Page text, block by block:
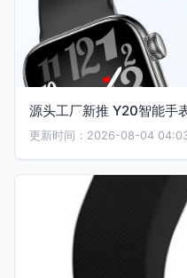
源头工厂新推 Y20智能手
更新时间：2026-08-04